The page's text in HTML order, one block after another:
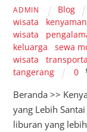
ADMIN Blog
wisata
wisata
keluarga
sewa
wisata
tangerang
0
Beranda >>
yang Lebih
liburan yang